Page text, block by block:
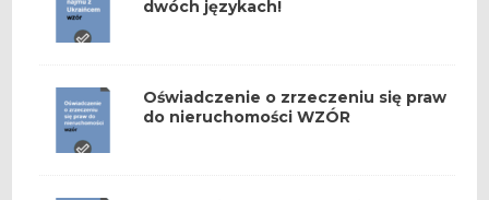
dwóch językach!
Oświadczenie o zrzeczeniu się praw
do nieruchomości WZÓR